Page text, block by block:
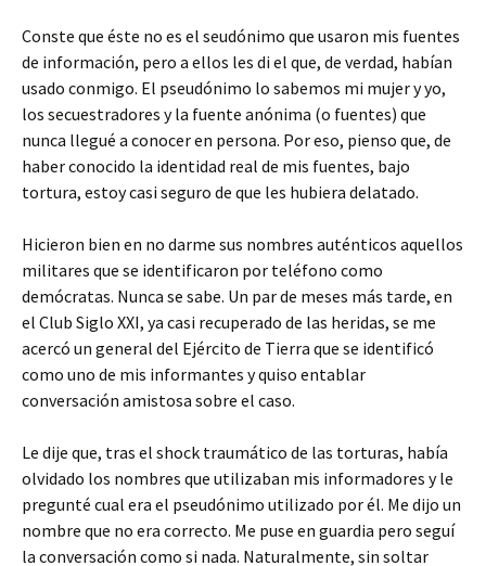
Conste que éste no es el seudónimo que usaron mis fuentes
de información, pero a ellos les di el que, de verdad, habían
usado conmigo. El pseudónimo lo sabemos mi mujer y yo,
los secuestradores y la fuente anónima (o fuentes) que
nunca llegué a conocer en persona. Por eso, pienso que, de
haber conocido la identidad real de mis fuentes, bajo
tortura, estoy casi seguro de que les hubiera delatado.
Hicieron bien en no darme sus nombres auténticos aquellos
militares que se identificaron por teléfono como
demócratas. Nunca se sabe. Un par de meses más tarde, en
el Club Siglo XXI, ya casi recuperado de las heridas, se me
acercó un general del Ejército de Tierra que se identificó
como uno de mis informantes y quiso entablar
conversación amistosa sobre el caso.
Le dije que, tras el shock traumático de las torturas, había
olvidado los nombres que utilizaban mis informadores y le
pregunté cual era el pseudónimo utilizado por él. Me dijo un
nombre que no era correcto. Me puse en guardia pero seguí
la conversación como si nada. Naturalmente, sin soltar